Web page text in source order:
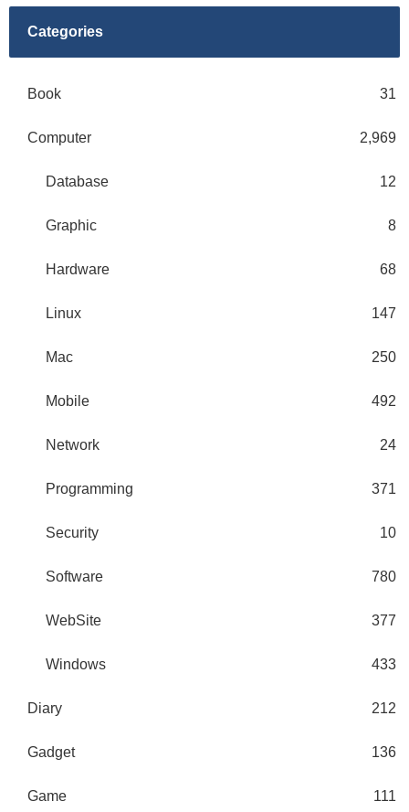
Categories
Book 31
Computer 2,969
Database 12
Graphic 8
Hardware 68
Linux 147
Mac 250
Mobile 492
Network 24
Programming 371
Security 10
Software 780
WebSite 377
Windows 433
Diary 212
Gadget 136
Game 111